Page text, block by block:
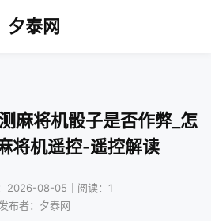
夕泰网
麻将机骰子是否作弊_怎
将机遥控-遥控解读
2026-08-05｜阅读：1
发布者：夕泰网